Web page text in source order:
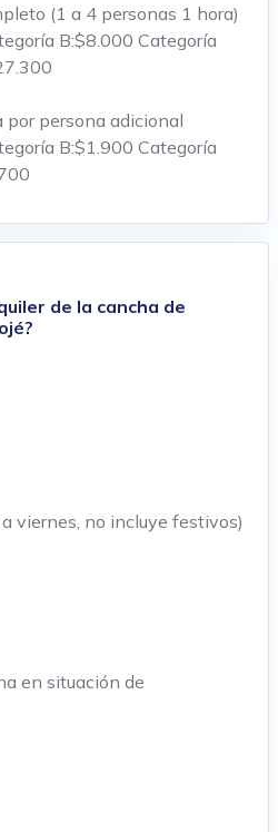
(1 a 4 personas 1 hora)
B:$8.000 Categoría
por persona adicional
B:$1.900 Categoría
de la cancha de
viernes, no incluye festivos)
en situación de